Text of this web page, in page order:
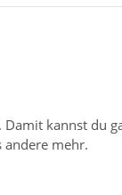
kannst du
mehr.